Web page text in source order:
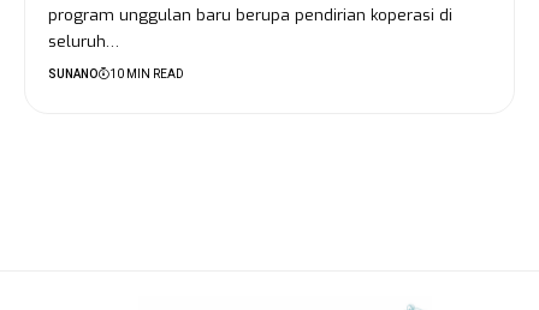
program unggulan baru berupa pendirian koperasi di
seluruh…
SUNANO 10 MIN READ